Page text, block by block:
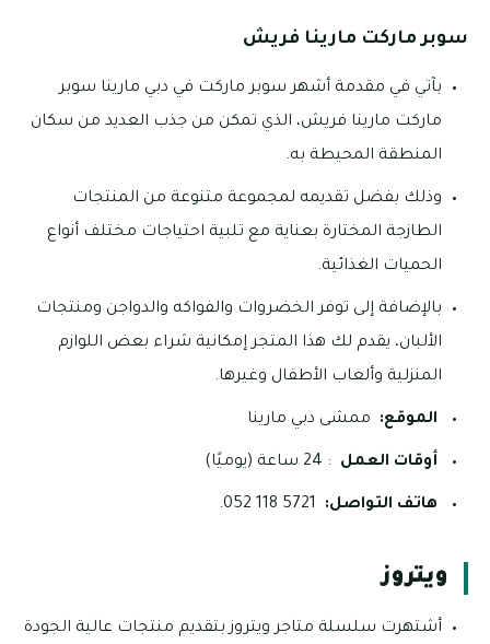
سوبر ماركت مارينا فريش
بآتي في مقدمة أشهر سوبر ماركت في دبي مارينا سوبر
ماركت مارينا فريش، الذي تمكن من جذب العديد من سكان
المنطقة المحيطة به.
وذلك بفضل تقديمه لمجموعة متنوعة من المنتجات
الطازجة المختارة بعناية مع تلبية احتياجات مختلف أنواع
الحميات الغذائية.
بالإضافة إلى توفر الخضروات والفواكه والدواجن ومنتجات
الألبان، يقدم لك هذا المتجر إمكانية شراء بعض اللوازم
المنزلية وألعاب الأطفال وغيرها.
الموقع: ممشى دبي مارينا
أوقات العمل : 24 ساعة (يوميًا)
هاتف التواصل:
ويتروز
أشتهرت سلسلة متاجر ويتروز بتقديم منتجات عالية الجودة